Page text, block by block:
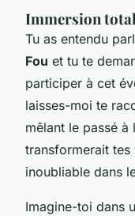
Immersion
Tu as entendu
Fou et tu te
participer à cet
laisses-moi te
mêlant le passé à
transformerait tes
inoubliable dans
Imagine-toi dans